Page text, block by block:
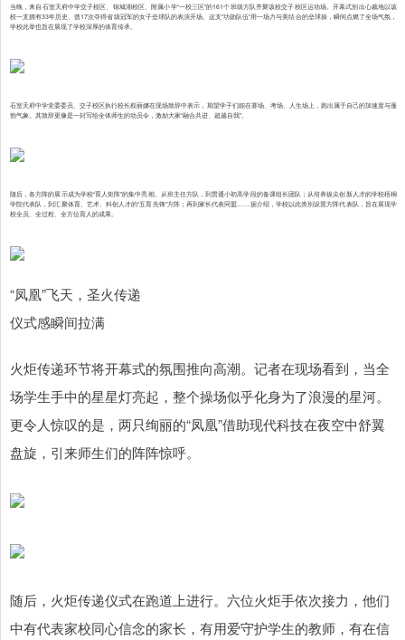
当晚，来自石室天府中学交子校区、锦城湖校区、附属小学“一校三区”的161个班级方队齐聚该校交子校区运动场。开幕式别出心裁地以该
校一支拥有33年历史、曾17次夺得省级冠军的女子垒球队的表演开场。这支“功勋队伍”用一场力与美结合的垒球操，瞬间点燃了全场气氛，
学校此举也旨在展现了学校深厚的体育传承。
石室天府中学党委委员、交子校区执行校长权丽娜在现场致辞中表示，期望学子们能在赛场、考场、人生场上，跑出属于自己的加速度与蓬
勃气象。其致辞更像是一封写给全体师生的动员令，激励大家“融合共进、超越自我”。
随后，各方阵的展示成为学校“育人矩阵”的集中亮相。从班主任方队，到贯通小初高学段的备课组长团队；从培养拔尖创新人才的学校梧桐
学院代表队，到汇聚体育、艺术、科创人才的“五育先锋”方阵；再到家长代表同盟……据介绍，学校以此类别设置方阵代表队，旨在展现学
校全员、全过程、全方位育人的成果。
“凤凰”飞天，圣火传递
仪式感瞬间拉满
火炬传递环节将开幕式的氛围推向高潮。记者在现场看到，当全
场学生手中的星星灯亮起，整个操场似乎化身为了浪漫的星河。
更令人惊叹的是，两只绚丽的“凤凰”借助现代科技在夜空中舒翼
盘旋，引来师生们的阵阵惊呼。
随后，火炬传递仪式在跑道上进行。六位火炬手依次接力，他们
中有代表家校同心信念的家长，有用爱守护学生的教师，有在信